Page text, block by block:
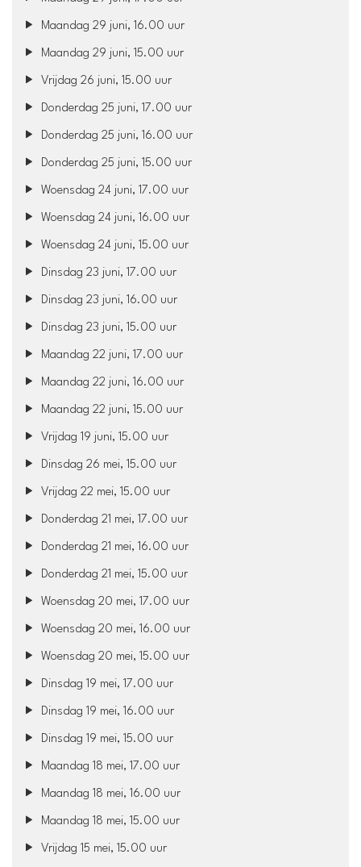
Maandag 29 juni, 16.00 uur
Maandag 29 juni, 15.00 uur
Vrijdag 26 juni, 15.00 uur
Donderdag 25 juni, 17.00 uur
Donderdag 25 juni, 16.00 uur
Donderdag 25 juni, 15.00 uur
Woensdag 24 juni, 17.00 uur
Woensdag 24 juni, 16.00 uur
Woensdag 24 juni, 15.00 uur
Dinsdag 23 juni, 17.00 uur
Dinsdag 23 juni, 16.00 uur
Dinsdag 23 juni, 15.00 uur
Maandag 22 juni, 17.00 uur
Maandag 22 juni, 16.00 uur
Maandag 22 juni, 15.00 uur
Vrijdag 19 juni, 15.00 uur
Dinsdag 26 mei, 15.00 uur
Vrijdag 22 mei, 15.00 uur
Donderdag 21 mei, 17.00 uur
Donderdag 21 mei, 16.00 uur
Donderdag 21 mei, 15.00 uur
Woensdag 20 mei, 17.00 uur
Woensdag 20 mei, 16.00 uur
Woensdag 20 mei, 15.00 uur
Dinsdag 19 mei, 17.00 uur
Dinsdag 19 mei, 16.00 uur
Dinsdag 19 mei, 15.00 uur
Maandag 18 mei, 17.00 uur
Maandag 18 mei, 16.00 uur
Maandag 18 mei, 15.00 uur
Vrijdag 15 mei, 15.00 uur